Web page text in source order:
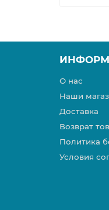
О нас
Наши
Доставка
Возврат
Политика
Условия